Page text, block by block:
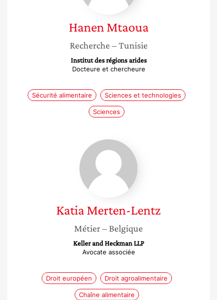
Hanen Mtaoua
Recherche – Tunisie
Institut des régions arides
Docteure et chercheure
Sécurité alimentaire Sciences et technologies
Sciences
Katia
Merten-
Lentz
KatiaMerten-Lentz
Métier– Belgique
Keller and Heckman LLP
Avocate associée
Droit européen Droit agroalimentaire
Chaîne alimentaire